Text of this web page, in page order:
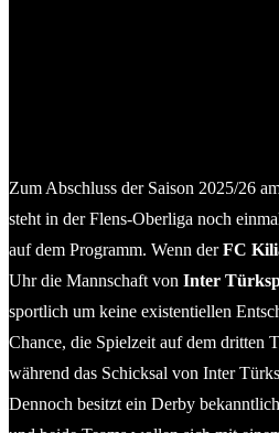
Zum Abschluss der Saison 2025/26
steht in der Flens-Oberliga noch
auf dem Programm. Wenn derFC
Uhr die Mannschaft von Inter
sportlich um keine existentiellen
Chance, die Spielzeit auf dem dritten
während das Schicksal von Inter
Dennoch besitzt ein Derby